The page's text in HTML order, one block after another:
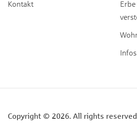
Kontakt
Copyright © 2026. All rights reserved